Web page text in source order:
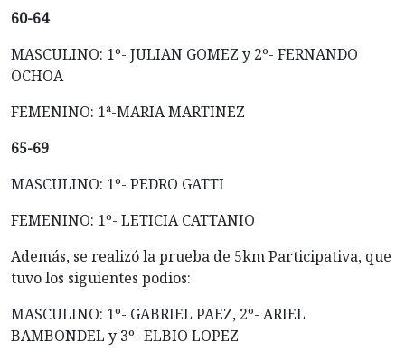
60-64
MASCULINO: 1º- JULIAN GOMEZ y 2º- FERNANDO
OCHOA
FEMENINO: 1ª-MARIA MARTINEZ
65-69
MASCULINO: 1º- PEDRO GATTI
FEMENINO: 1º- LETICIA CATTANIO
Además, se realizó la prueba de 5km Participativa, que
tuvo los siguientes podios:
MASCULINO: 1º- GABRIEL PAEZ, 2º- ARIEL
BAMBONDEL y 3º- ELBIO LOPEZ